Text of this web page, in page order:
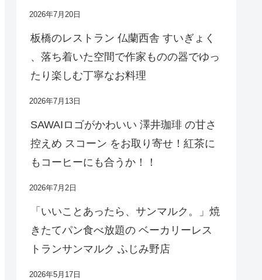
2026年7月20日
板橋のレストラン 仏蘭西舎 すいぎょく
、落ち着いた空間で作家ものの器でゆっ
たり楽しむ丁寧なお料理
2026年7月13日
SAWAIロゴがかわいい 澤井珈琲 の甘さ
控えめ スコーン をお取り寄せ！紅茶に
もコーヒーにも合うか！！
2026年7月2日
「いいことあったら、サンマルク。」焼
きたてパン食べ放題の ベーカリーレス
トランサンマルク ふじみ野店
2026年5月17日